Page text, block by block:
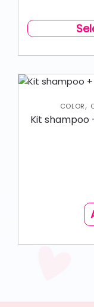
COLOR,
Kit shampoo